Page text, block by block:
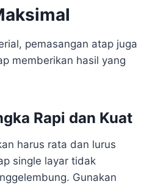
pemasangan atap juga
memberikan hasil yang
Rapi dan Kuat
harus rata dan lurus
single layar tidak
Gunakan